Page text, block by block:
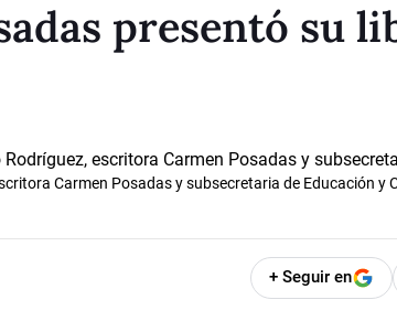
presentó su
Carmen Posadas y subsecretaria de Educación y
+ Seguir en